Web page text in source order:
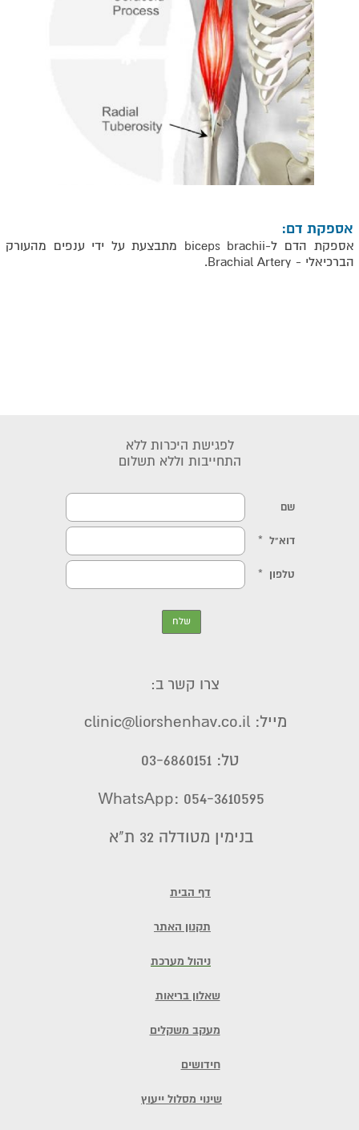
אספקת דם:
אספקת הדם ל-biceps brachii מתבצעת על ידי ענפים מהעורק
הברכיאלי - .Brachial Artery
דף הבית
תקנון האתר
ניהול מערכת
שאלון בריאות
מעקב משקלים
חידושים
שינוי מסלול ייעוץ
לפגישת היכרות ללא
התחייבות וללא תשלום
בנימין מטודלה 32 ת"א
צרו קשר ב:
מייל: clinic@liorshenhav.co.il
טל: 03-6860151
WhatsApp: 054-3610595